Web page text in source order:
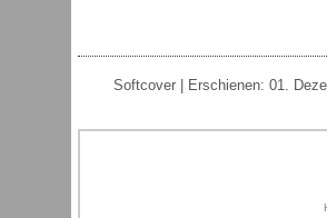
Softcover | Erschienen: 01.